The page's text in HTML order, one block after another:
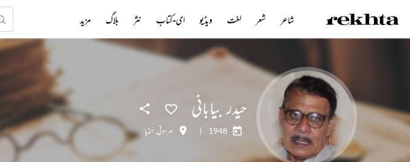
حیدر بیابانی
1948
| امراوتی, انڈیا
شاعر شعر لغت ویڈیو ای-کتاب نثر بلاگ مزید